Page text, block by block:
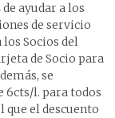
ayudar a los
de servicio
los Socios del
de Socio para
se
6cts/l. para todos
que el descuento